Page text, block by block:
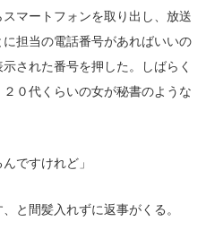
マートフォンを取り出し、放送
担当の電話番号があればいいの
された番号を押した。しばらく
０代くらいの女が秘書のような
ですけれど」
と間髪入れずに返事がくる。